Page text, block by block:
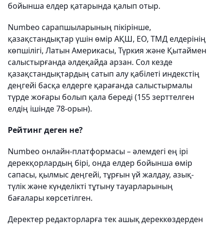
бойынша елдер қатарында қалып отыр.
Numbeo сарапшыларының пікірінше,
қазақстандықтар үшін өмір АҚШ, ЕО, ТМД елдерінің
көпшілігі, Латын Америкасы, Түркия және Қытаймен
салыстырғанда әлдеқайда арзан. Сол кезде
қазақстандықтардың сатып алу қабілеті индекстің
деңгейі басқа елдерге қарағанда салыстырмалы
түрде жоғары болып қала береді (155 зерттелген
елдің ішінде 78-орын).
Рейтинг деген не?
Numbeo онлайн-платформасы – әлемдегі ең ірі
дерекқорлардың бірі, онда елдер бойынша өмір
сапасы, қылмыс деңгейі, тұрғын үй жалдау, азық-
түлік және күнделікті тұтыну тауарларының
бағалары көрсетілген.
Деректер редакторларға тек ашық дереккөздерден